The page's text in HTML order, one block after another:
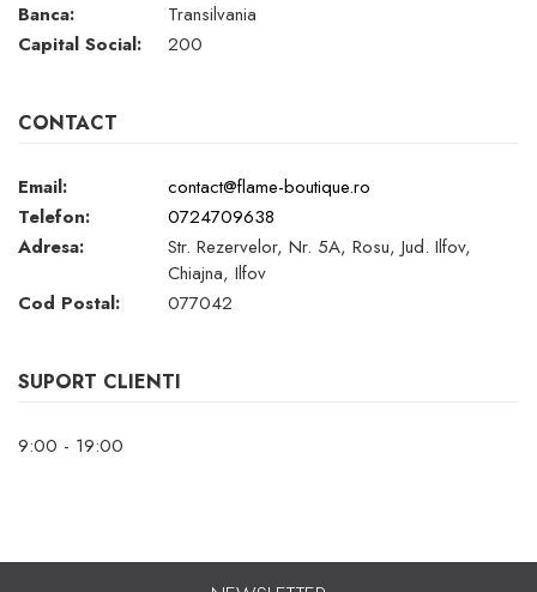
Banca:
Transilvania
Capital Social:
200
CONTACT
Email:
contact@flame-boutique.ro
Telefon:
0724709638
Adresa:
Str. Rezervelor, Nr. 5A, Rosu, Jud. Ilfov,
Chiajna, Ilfov
Cod Postal:
077042
SUPORT CLIENTI
9:00 - 19:00